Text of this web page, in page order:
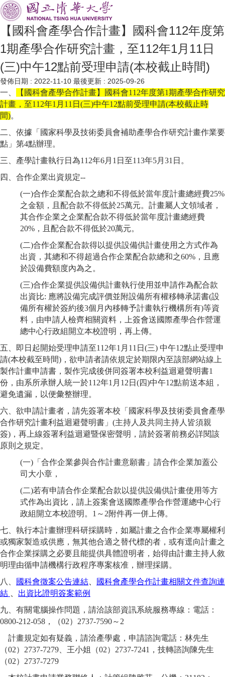
【國科會產學合作計畫】國科會112年度第
1期產學合作研究計畫，至112年1月11日
(三)中午12點前受理申請(本校截止時間)
發佈日期 : 2022-11-10 最後更新 : 2025-09-26
一、
【國科會產學合作計畫】國科會112年度第1期產學合作研究
計畫，至112年1月11日(三)中午12點前受理申請(本校截止時
間)。
二、依據「國家科學及技術委員會補助產學合作研究計畫作業要
點」第4點辦理。
三、產學計畫執行日為112年6月1日至113年5月31日。
四、合作企業出資規定--
(一)合作企業配合款之總和不得低於當年度計畫總經費25%
之金額，且配合款不得低於25萬元。計畫屬人文領域者，
其合作企業之企業配合款不得低於當年度計畫總經費
20%，且配合款不得低於20萬元。
(二)合作企業配合款得以提供設備供計畫使用之方式作為
出資，其總和不得超過合作企業配合款總和之60%，且應
於設備費額度內為之。
(三)合作企業提供設備供計畫執行使用並申請作為配合款
出資比: 應將設備完成評價並附設備所有權移轉承諾書(設
備所有權於簽約後3個月內移轉予計畫執行機構所有)等資
料，由申請人檢齊相關資料，上簽會送國際產學合作營運
總中心行政組開立本校證明，再上傳。
五、即日起開始受理申請至112年1月11日(三) 中午12點止受理申
請(本校截至時間)，欲申請者請依規定於期限內至該部網站線上
製作計畫申請書，製作完成後併同簽署本校利益迴避聲明書1
份，由系所承辦人統一於112年1月12日(四)中午12點前送本組，
避免遺漏，以便彙整辦理。
六、欲申請計畫者，請先簽署本校「國家科學及技術委員會產學
合作研究計畫利益迴避聲明書」(主持人及共同主持人皆須親
簽)，再上線簽署利益迴避暨保密聲明，請於簽署前務必詳閱該
原則之規定。
(一)「合作企業參與合作計畫意願書」請合作企業加蓋公
司大小章，
(二)若有申請合作企業配合款以提供設備供計畫使用等方
式作為出資比，請上簽案會送國際產學合作營運總中心行
政組開立本校證明。1～2附件再一併上傳。
七、執行本計畫辦理科研採購時，如屬計畫之合作企業專屬權利
或獨家製造或供應，無其他合適之替代標的者，或有逕向計畫之
合作企業採購之必要且能提供具體證明者，始得由計畫主持人敘
明理由循申請機構行政程序專案核准，辦理採購。
八、
國科會徵案公告連結
國科會產學合作計畫相關文件查詢連
結
出資比證明簽案範例
九、有關電腦操作問題，請洽該部資訊系統服務專線：電話：
0800-212-058，（02）2737-7590～2
計畫規定如有疑義，請洽產學處，申請諮詢電話：林先生
（02）2737-7279、王小姐（02）2737-7241，技轉諮詢陳先生
（02）2737-7279